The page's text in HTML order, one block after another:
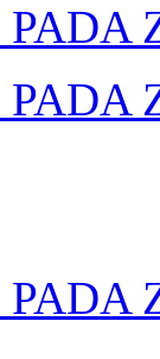
PADA
PADA
PADA